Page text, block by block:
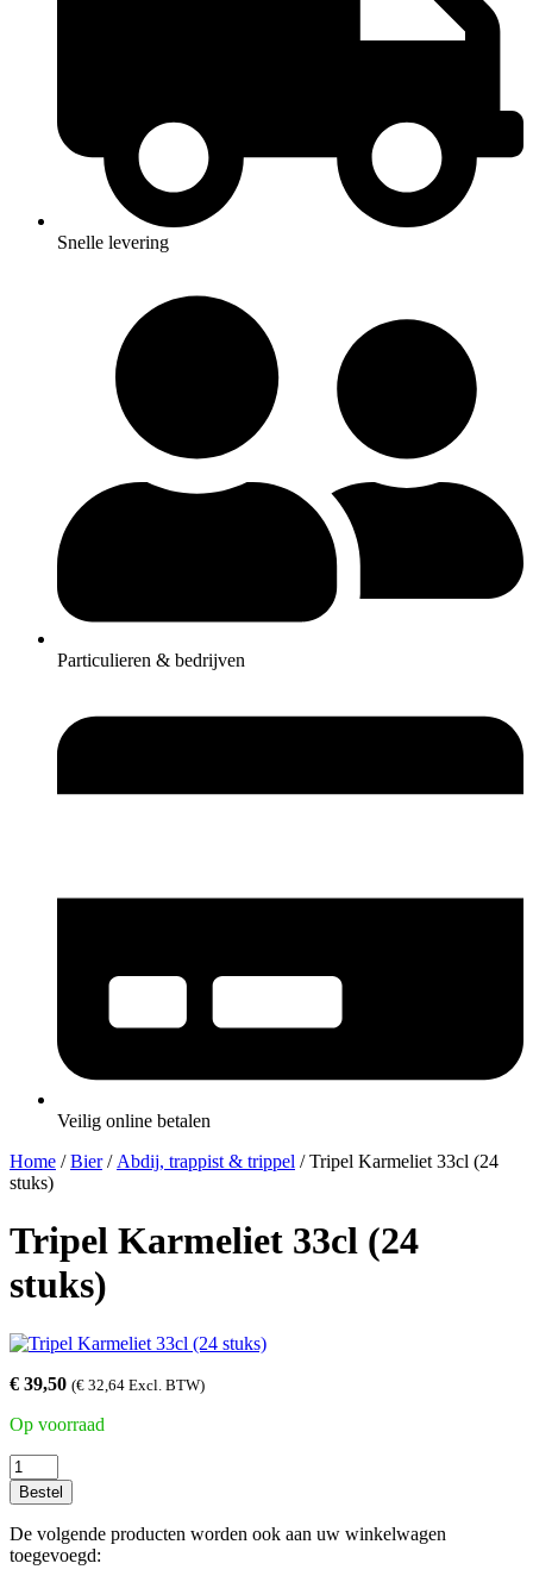
Snelle levering
Particulieren & bedrijven
Veilig online betalen
Home /Bier/ Abdij, trappist & trippel / Tripel Karmeliet 33cl (24
stuks)
Tripel Karmeliet 33cl (24
stuks)
€ 39,50 (€ 32,64 Excl. BTW)
Op voorraad
Tripel
Karmeliet
33cl
(24
stuks)
aantal
Bestel
De volgende producten worden ook aan uw winkelwagen
toegevoegd: